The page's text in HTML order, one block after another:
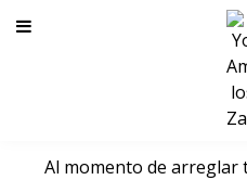
Diseños de mar
Al momento de arreglar